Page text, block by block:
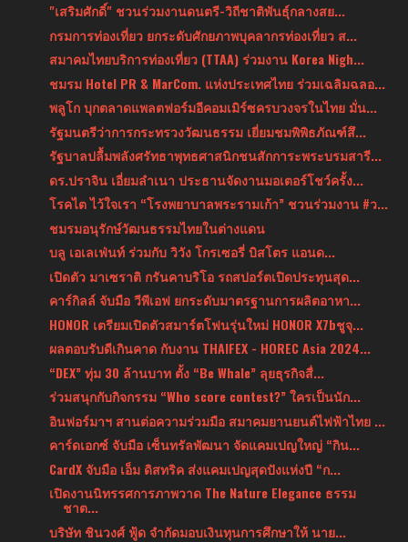
"เสริมศักดิ์" ชวนร่วมงานดนตรี-วิถีชาติพันธุ์กลางสย...
กรมการท่องเที่ยว ยกระดับศักยภาพบุคลากรท่องเที่ยว ส...
สมาคมไทยบริการท่องเที่ยว (TTAA) ร่วมงาน Korea Nigh...
ชมรม Hotel PR & MarCom. แห่งประเทศไทย ร่วมเฉลิมฉลอ...
พลูโก บุกตลาดแพลตฟอร์มอีคอมเมิร์ซครบวงจรในไทย มั่น...
รัฐมนตรีว่าการกระทรวงวัฒนธรรม เยี่ยมชมพิพิธภัณฑ์สึ...
รัฐบาลปลื้มพลังศรัทธาพุทธศาสนิกชนสักการะพระบรมสารี...
ดร.ปราจิน เอี่ยมลำเนา ประธานจัดงานมอเตอร์โชว์ครั้ง...
โรคไต ไว้ใจเรา “โรงพยาบาลพระรามเก้า” ชวนร่วมงาน #ว...
ชมรมอนุรักษ์วัฒนธรรมไทยในต่างแดน
บลู เอเลเฟ่นท์ ร่วมกับ วิวัง โกรเซอรี่ บิสโตร แอนด...
เปิดตัว มาเซราติ กรันคาบริโอ รถสปอร์ตเปิดประทุนสุด...
คาร์กิลล์ จับมือ วีพีเอฟ ยกระดับมาตรฐานการผลิตอาหา...
HONOR เตรียมเปิดตัวสมาร์ตโฟนรุ่นใหม่ HONOR X7bชูจุ...
ผลตอบรับดีเกินคาด กับงาน THAIFEX - HOREC Asia 2024...
“DEX” ทุ่ม 30 ล้านบาท ตั้ง “Be Whale” ลุยธุรกิจสื่...
ร่วมสนุกกับกิจกรรม “Who score contest?” ใครเป็นนัก...
อินฟอร์มาฯ สานต่อความร่วมมือ สมาคมยานยนต์ไฟฟ้าไทย ...
คาร์ดเอกซ์ จับมือ เซ็นทรัลพัฒนา จัดแคมเปญใหญ่ “กิน...
CardX จับมือ เอ็ม ดิสทริค ส่งแคมเปญสุดปังแห่งปี “ก...
เปิดงานนิทรรศการภาพวาด The Nature Elegance ธรรม
ชาต...
บริษัท ชินวงศ์ ฟู้ด จำกัดมอบเงินทุนการศึกษาให้ นาย...